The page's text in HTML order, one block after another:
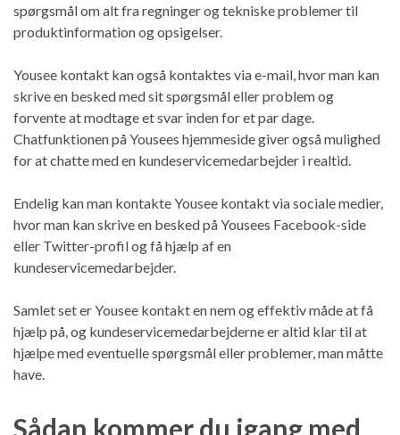
spørgsmål om alt fra regninger og tekniske problemer til
produktinformation og opsigelser.
Yousee kontakt kan også kontaktes via e-mail, hvor man kan
skrive en besked med sit spørgsmål eller problem og
forvente at modtage et svar inden for et par dage.
Chatfunktionen på Yousees hjemmeside giver også mulighed
for at chatte med en kundeservicemedarbejder i realtid.
Endelig kan man kontakte Yousee kontakt via sociale medier,
hvor man kan skrive en besked på Yousees Facebook-side
eller Twitter-profil og få hjælp af en
kundeservicemedarbejder.
Samlet set er Yousee kontakt en nem og effektiv måde at få
hjælp på, og kundeservicemedarbejderne er altid klar til at
hjælpe med eventuelle spørgsmål eller problemer, man måtte
have.
Sådan kommer du igang med